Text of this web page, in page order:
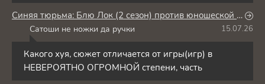
Синяя тюрьма: Блю Лок (2 сезон) против юношеской сборной Японии
Сатоши не ножки да ручки 15.07.26
Какого хуя, сюжет отличается от игры(игр) в
НЕВЕРОЯТНО ОГРОМНОЙ степени, часть